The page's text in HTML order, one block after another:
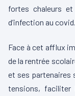
fortes chaleurs
d’infection au covid.
Face à cet afflux
de la rentrée
et ses partenaires
tensions, faciliter